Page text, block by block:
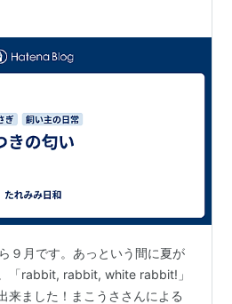
９月です。あっという間に夏が
「rabbit, rabbit, white rabbit!」
来ました！まこうささんによる